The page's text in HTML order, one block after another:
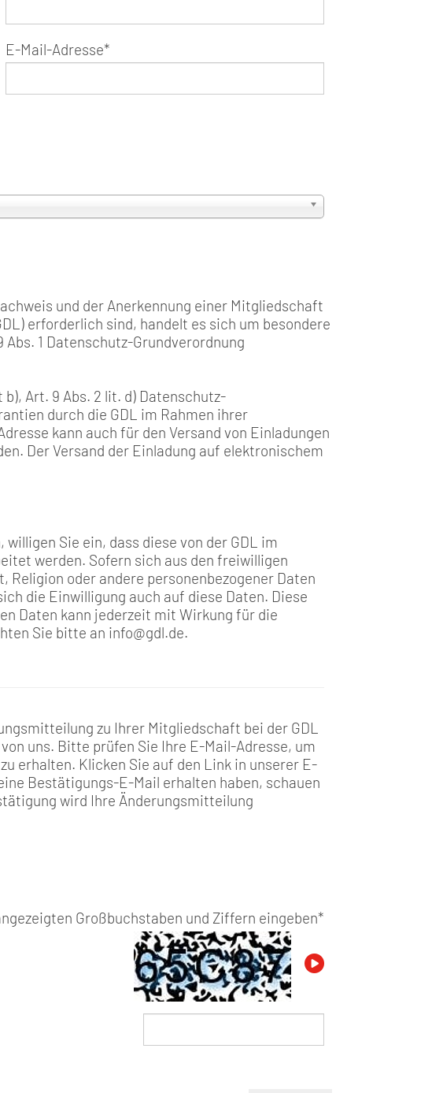
E-Mail-Adresse*
und der Anerkennung einer Mitgliedschaft
erforderlich sind, handelt es sich um besondere
1 Datenschutz-Grundverordnung
Art. 9 Abs. 2 lit. d) Datenschutz-
durch die GDL im Rahmen ihrer
kann auch für den Versand von Einladungen
Der Versand der Einladung auf elektronischem
Sie ein, dass diese von der GDL im
werden. Sofern sich aus den freiwilligen
oder andere personenbezogener Daten
die Einwilligung auch auf diese Daten. Diese
Daten kann jederzeit mit Wirkung für die
Sie bitte an info@gdl.de.
zu Ihrer Mitgliedschaft bei der GDL
uns. Bitte prüfen Sie Ihre E-Mail-Adresse, um
erhalten. Klicken Sie auf den Link in unserer E-
Bestätigungs-E-Mail erhalten haben, schauen
wird Ihre Änderungsmitteilung
Großbuchstaben und Ziffern eingeben*